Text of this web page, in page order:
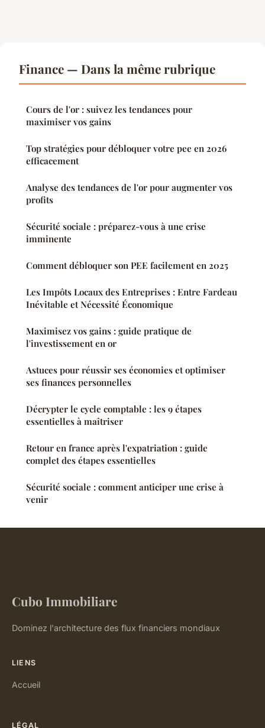
Finance — Dans la même rubrique
Cours de l'or : suivez les tendances pour
maximiser vos gains
Top stratégies pour débloquer votre pee en 2026
efficacement
Analyse des tendances de l'or pour augmenter vos
profits
Sécurité sociale : préparez-vous à une crise
imminente
Comment débloquer son PEE facilement en 2025
Les Impôts Locaux des Entreprises : Entre Fardeau
Inévitable et Nécessité Économique
Maximisez vos gains : guide pratique de
l'investissement en or
Astuces pour réussir ses économies et optimiser
ses finances personnelles
Décrypter le cycle comptable : les 9 étapes
essentielles à maîtriser
Retour en france après l'expatriation : guide
complet des étapes essentielles
Sécurité sociale : comment anticiper une crise à
venir
Cubo Immobiliare
Dominez l'architecture des flux financiers mondiaux
LIENS
Accueil
LÉGAL